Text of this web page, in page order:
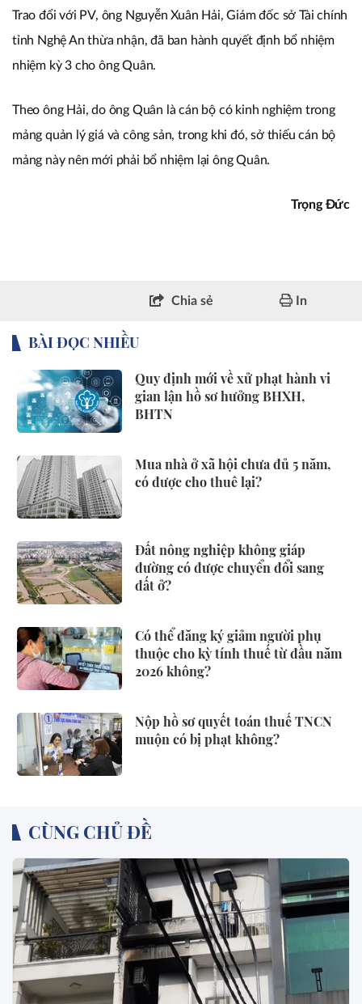
Trao đổi với PV, ông Nguyễn Xuân Hải, Giám đốc sở Tài chính
tỉnh Nghệ An thừa nhận, đã ban hành quyết định bổ nhiệm
nhiệm kỳ 3 cho ông Quân.
Theo ông Hải, do ông Quân là cán bộ có kinh nghiệm trong
mảng quản lý giá và công sản, trong khi đó, sở thiếu cán bộ
mảng này nên mới phải bổ nhiệm lại ông Quân.
Trọng Đức
Chia sẻ In
BÀI ĐỌC NHIỀU
Quy định mới về xử phạt hành vi
gian lận hồ sơ hưởng BHXH,
BHTN
Mua nhà ở xã hội chưa đủ 5 năm,
có được cho thuê lại?
Đất nông nghiệp không giáp
đường có được chuyển đổi sang
đất ở?
Có thể đăng ký giảm người phụ
thuộc cho kỳ tính thuế từ đầu năm
2026 không?
Nộp hồ sơ quyết toán thuế TNCN
muộn có bị phạt không?
CÙNG CHỦ ĐỀ